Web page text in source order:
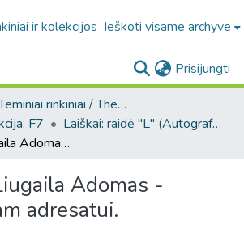
ir kolekcijos Ieškoti visame archyve
Prisijungti
5.4. Teminiai rinkiniai / Thematic collections
F7
Laiškai: raidė "L" (Autografų kolekcija. F7)
[Laiškas] / Liugaila Adomas - neišaiškintam adresatui.
Adomas -
adresatui.